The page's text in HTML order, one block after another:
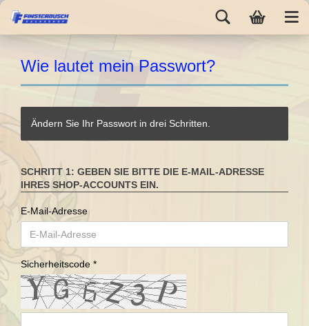
Wie lautet mein Passwort?
Ändern Sie Ihr Passwort in drei Schritten.
SCHRITT 1: GEBEN SIE BITTE DIE E-MAIL-ADRESSE
IHRES SHOP-ACCOUNTS EIN.
E-Mail-Adresse
Sicherheitscode